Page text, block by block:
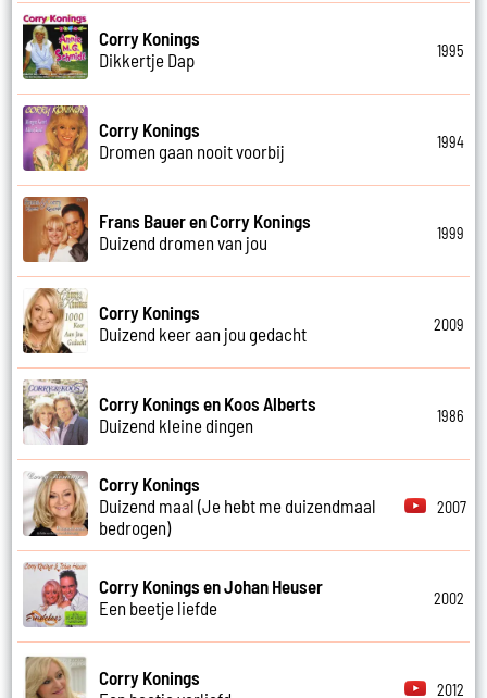
Corry Konings
Dikkertje Dap
1995
Corry Konings
Dromen gaan nooit voorbij
1994
Frans Bauer en Corry Konings
Duizend dromen van jou
1999
Corry Konings
Duizend keer aan jou gedacht
2009
Corry Konings en Koos Alberts
Duizend kleine dingen
1986
Corry Konings
Duizend maal (Je hebt me duizendmaal
bedrogen)
2007
Corry Konings en Johan Heuser
Een beetje liefde
2002
Corry Konings
2012